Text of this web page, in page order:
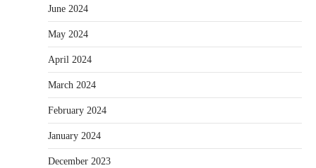
June 2024
May 2024
April 2024
March 2024
February 2024
January 2024
December 2023